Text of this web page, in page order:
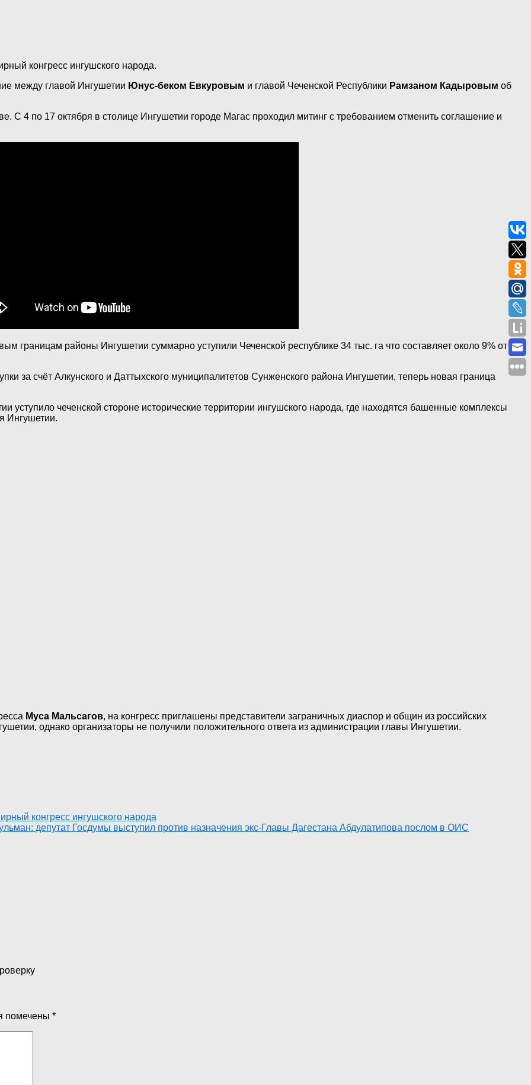
конгресс ингушского народа.
между главой Ингушетии Юнус-беком Евкуровым и главой Чеченской Республики Рамзаном Кадыровым об
С 4 по 17 октября в столице Ингушетии городе Магас проходил митинг с требованием отменить соглашение и
границам районы Ингушетии суммарно уступили Чеченской республике 34 тыс. га что составляет около 9% от
за счёт Алкунского и Даттыхского муниципалитетов Сунженского района Ингушетии, теперь новая граница
уступило чеченской стороне исторические территории ингушского народа, где находятся башенные комплексы
Ингушетии.
Муса Мальсагов, на конгресс приглашены представители заграничных диаспор и общин из российских
однако организаторы не получили положительного ответа из администрации главы Ингушетии.
конгресс ингушского народа
депутат Госдумы выступил против назначения экс-Главы Дагестана Абдулатипова послом в ОИС
помечены *